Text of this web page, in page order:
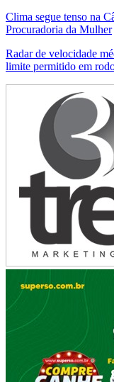
Clima segue tenso na
Procuradoria da Mulher
Radar de velocidade
limite permitido em